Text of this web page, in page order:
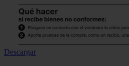
Descargar